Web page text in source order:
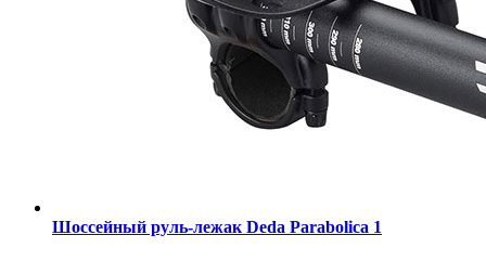
Шоссейный руль-лежак Deda Parabolica 1